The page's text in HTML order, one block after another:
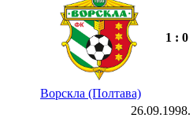
1 : 0
Ворскла (Полтава)